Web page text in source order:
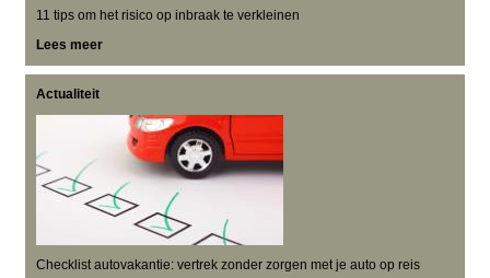
11 tips om het risico op inbraak te verkleinen
Lees meer
Actualiteit
Checklist autovakantie: vertrek zonder zorgen met je auto op reis